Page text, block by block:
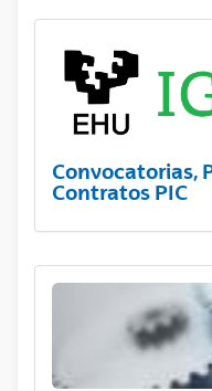
Convocatorias,
Contratos PIC